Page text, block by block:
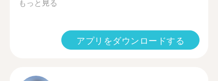
もっと見る
アプリをダウンロードする